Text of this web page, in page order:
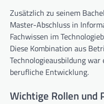
Zusätzlich zu seinem
Master-Abschluss in
Fachwissen im
Diese Kombination aus
Technologieausbildung
berufliche Entwicklung.
Wichtige Rollen und